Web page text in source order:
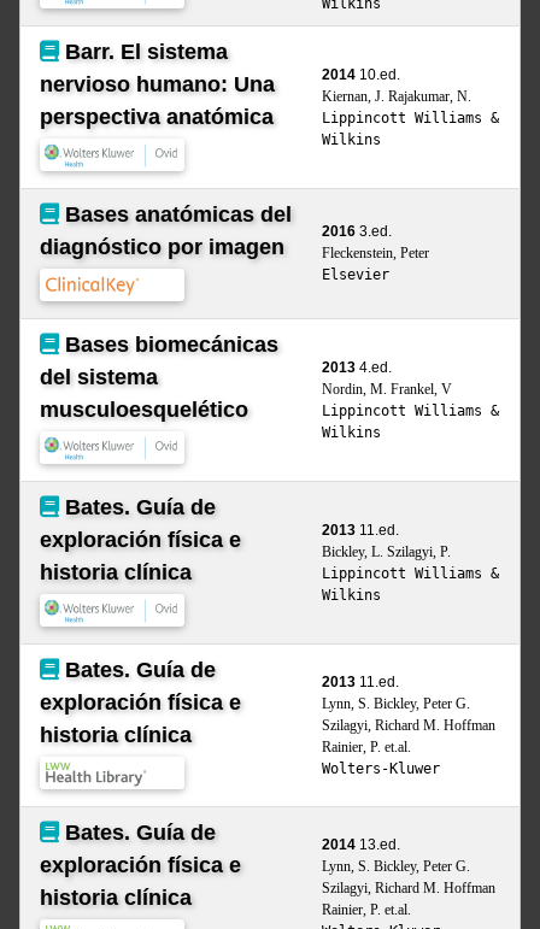
Wilkins
Barr. El sistema
nervioso humano: Una
perspectiva anatómica
2014 10.ed.
Kiernan, J. Rajakumar, N.
Lippincott Williams &
Wilkins
Bases anatómicas del
diagnóstico por imagen
2016 3.ed.
Fleckenstein, Peter
Elsevier
Bases biomecánicas
del sistema
musculoesquelético
2013 4.ed.
Nordin, M. Frankel, V
Lippincott Williams &
Wilkins
Bates. Guía de
exploración física e
historia clínica
2013 11.ed.
Bickley, L. Szilagyi, P.
Lippincott Williams &
Wilkins
Bates. Guía de
exploración física e
historia clínica
2013 11.ed.
Lynn, S. Bickley, Peter G.
Szilagyi, Richard M. Hoffman
Rainier, P. et.al.
Wolters-Kluwer
Bates. Guía de
exploración física e
historia clínica
2014 13.ed.
Lynn, S. Bickley, Peter G.
Szilagyi, Richard M. Hoffman
Rainier, P. et.al.